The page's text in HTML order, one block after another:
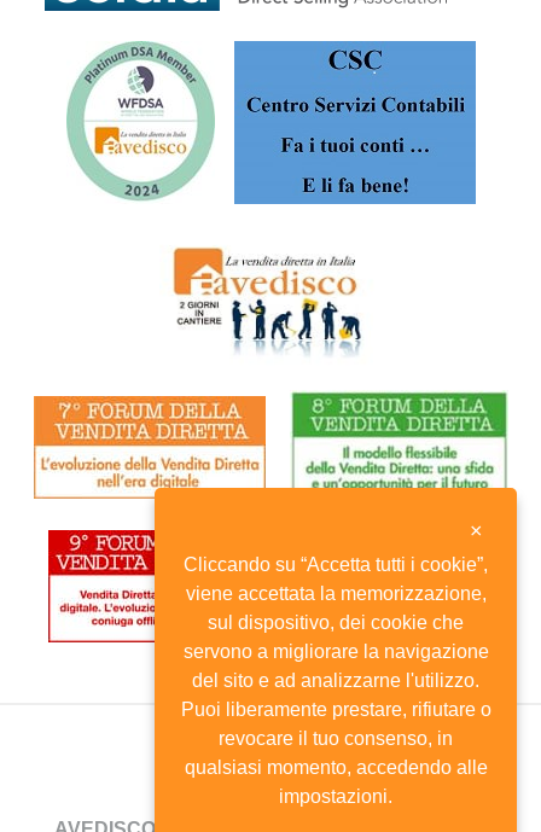
×
Cliccando su “Accetta tutti i cookie”,
viene accettata la memorizzazione,
sul dispositivo, dei cookie che
servono a migliorare la navigazione
del sito e ad analizzarne l'utilizzo.
Puoi liberamente prestare, rifiutare o
revocare il tuo consenso, in
qualsiasi momento, accedendo alle
impostazioni.